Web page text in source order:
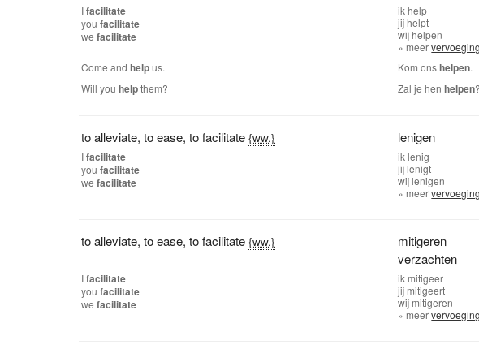
Ifacilitate
youfacilitate
wefacilitate
ikhelp
jijhelpt
wijhelpen
» meer
Come andhelpus. Kom onshelpen.
Will youhelpthem? Zal je henhelpen?
to alleviate,to ease,to facilitate {ww.} lenigen
Ifacilitate
youfacilitate
wefacilitate
iklenig
jijlenigt
wijlenigen
» meer
to alleviate,to ease,to facilitate {ww.}
mitigeren
verzachten
Ifacilitate
youfacilitate
wefacilitate
ik mitigeer
jij mitigeert
wij mitigeren
» meer